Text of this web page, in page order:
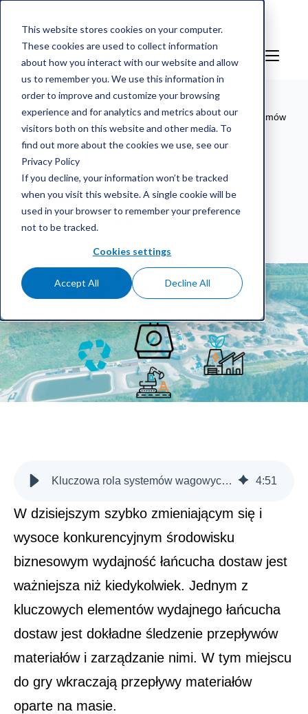
This website stores cookies on your computer.
These cookies are used to collect information
about how you interact with our website and allow
us to remember you. We use this information in
order to improve and customize your browsing
experience and for analytics and metrics about our
visitors both on this website and other media. To
find out more about the cookies we use, see our
Privacy Policy
If you decline, your information won’t be tracked
when you visit this website. A single cookie will be
used in your browser to remember your preference
not to be tracked.
Cookies settings
Accept All Decline All
mScales weighing service/ Blogs/Kluczowa rola systemów
wagowych w monitorowaniu przepływu materiałów
Kluczowa rola systemów
wagowych w monitorowaniu
przepływu materiałów
Kluczowa rola systemów wagowych w monitorowaniu przepływu materiałów 4:51
W dzisiejszym szybko zmieniającym się i
wysoce konkurencyjnym środowisku
biznesowym wydajność łańcucha dostaw jest
ważniejsza niż kiedykolwiek. Jednym z
kluczowych elementów wydajnego łańcucha
dostaw jest dokładne śledzenie przepływów
materiałów i zarządzanie nimi. W tym miejscu
do gry wkraczają przepływy materiałów
oparte na masie.